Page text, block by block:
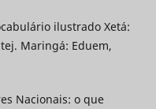
ilustrado Xetá:
Maringá: Eduem,
Nacionais: o que